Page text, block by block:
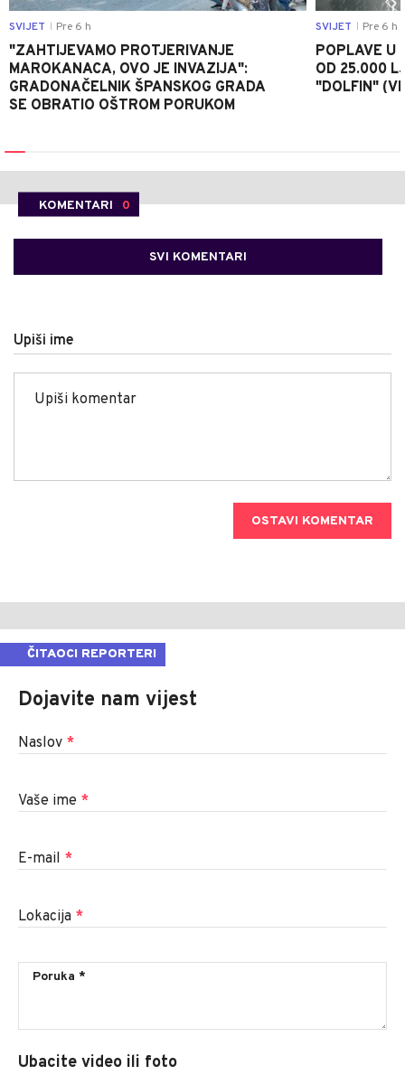
SVIJET Pre 6 h
"ZAHTIJEVAMO PROTJERIVANJE
MAROKANACA, OVO JE INVAZIJA":
GRADONAČELNIK ŠPANSKOG GRADA
SE OBRATIO OŠTROM PORUKOM
SVIJET Pre 6 h
POPLAVE U
OD 25.000
"DOLFIN"
KOMENTARI 0
SVI KOMENTARI
Upiši ime
OSTAVI KOMENTAR
ČITAOCI REPORTERI
Dojavite nam vijest
Naslov *
Vaše ime *
E-mail *
Lokacija *
Ubacite video ili foto